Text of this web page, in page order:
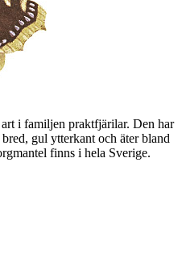
art i familjen praktfjärilar. Den har
gul ytterkant och äter bland
finns i hela Sverige.